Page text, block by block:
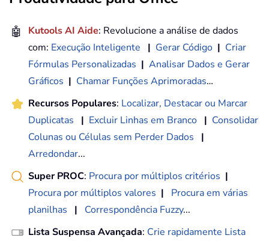
🤖 Kutools AI Aide: Revolucione a análise de dados
com: Execução Inteligente | Gerar Código | Criar
Fórmulas Personalizadas | Analisar Dados e Gerar
Gráficos | Chamar Funções Aprimoradas…
Recursos Populares: Localizar, Destacar ou Marcar
Duplicatas
| Excluir Linhas em Branco | Consolidar
Colunas ou Células sem Perder Dados
|
Arredondar...
Super PROC: Procura por múltiplos critérios |
Procura por múltiplos valores |
Procura em várias
planilhas
| Correspondência Fuzzy...
Lista Suspensa Avançada: Crie rapidamente Lista